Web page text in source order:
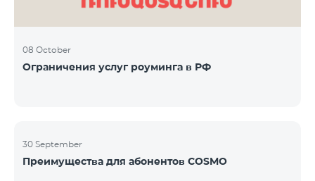
08 October
Ограничения услуг роуминга в РФ
30 September
Преимущества для абонентов COSMO